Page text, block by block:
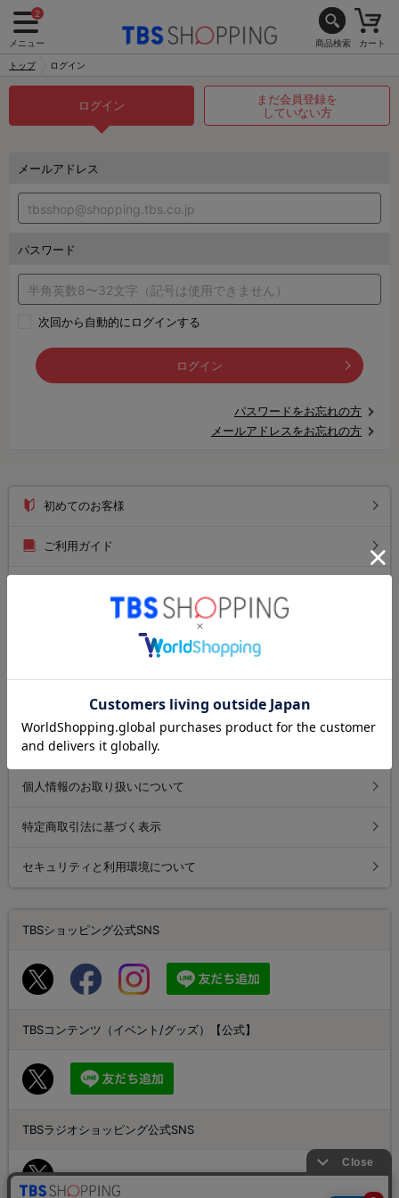
2
メニュー 商品検索 カート
トップ ログイン
ログイン
まだ会員登録を
していない方
メールアドレス
パスワード
次回から自動的にログインする
ログイン
パスワードをお忘れの方
メールアドレスをお忘れの方
初めてのお客様
ご利用ガイド
よくあるご質問
お問い合わせ
個人情報のお取り扱いについて
特定商取引法に基づく表示
セキュリティと利用環境について
TBSショッピング公式SNS
TBSコンテンツ（イベント/グッズ）【公式】
TBSラジオショッピング公式SNS